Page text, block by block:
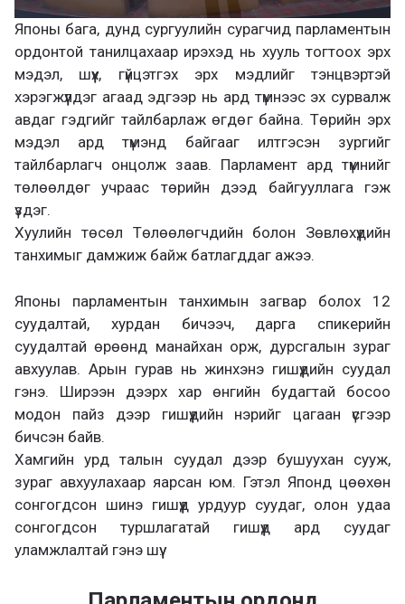
Японы бага, дунд сургуулийн сурагчид парламентын
ордонтой танилцахаар ирэхэд нь хууль тогтоох эрх
мэдэл, шүүх, гүйцэтгэх эрх мэдлийг тэнцвэртэй
хэрэгжүүлдэг агаад эдгээр нь ард түмнээс эх сурвалж
авдаг гэдгийг тайлбарлаж өгдөг байна. Төрийн эрх
мэдэл ард түмэнд байгааг илтгэсэн зургийг
тайлбарлагч онцолж заав. Парламент ард түмнийг
төлөөлдөг учраас төрийн дээд байгууллага гэж
үздэг.
Хуулийн төсөл Төлөөлөгчдийн болон Зөвлөхүүдийн
танхимыг дамжиж байж батлагддаг ажээ.
Японы парламентын танхимын загвар болох 12
суудалтай, хурдан бичээч, дарга спикерийн
суудалтай өрөөнд манайхан орж, дурсгалын зураг
авхуулав. Арын гурав нь жинхэнэ гишүүдийн суудал
гэнэ. Ширээн дээрх хар өнгийн будагтай босоо
модон пайз дээр гишүүдийн нэрийг цагаан үсгээр
бичсэн байв.
Хамгийн урд талын суудал дээр бушуухан сууж,
зураг авхуулахаар яарсан юм. Гэтэл Японд цөөхөн
сонгогдсон шинэ гишүүд урдуур суудаг, олон удаа
сонгогдсон туршлагатай гишүүд ард суудаг
уламжлалтай гэнэ шүү.